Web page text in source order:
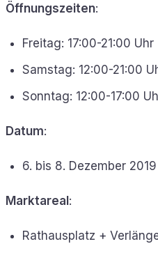
Öffnungszeiten:
Freitag: 17:00-21:00 Uhr
Samstag: 12:00-21:00
Sonntag: 12:00-17:00
Datum:
6. bis 8. Dezember 2019
Marktareal:
Rathausplatz +